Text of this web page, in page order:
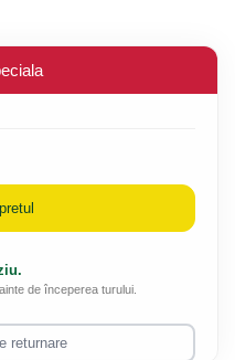
de începerea turului.
returnare